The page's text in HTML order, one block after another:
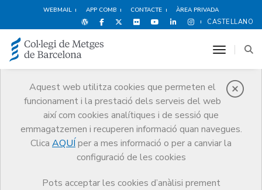
WEBMAIL APP COMB CONTACTE ÀREA PRIVADA
CASTELLANO
Aquest web utilitza cookies que permeten el
funcionament i la prestació dels serveis del web
així com cookies analítiques i de sessió que
emmagatzemen i recuperen informació quan navegues.
Clica AQUÍ per a mes informació o per a canviar la
configuració de les cookies
Pots acceptar les cookies d’anàlisi prement
toggle
Lloguer d'espais
Lloguer d'espais L'Edifici